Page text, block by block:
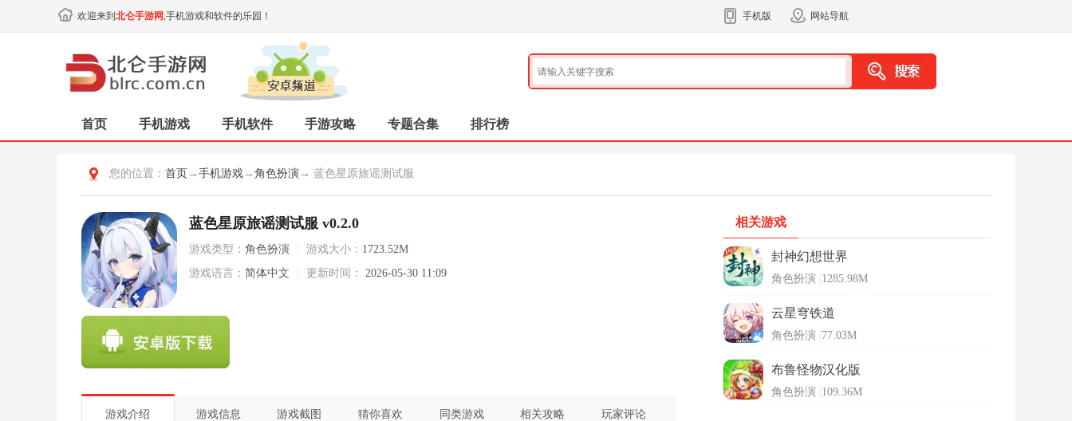
欢迎来到 北仑手游网,手机游戏和软件的乐园！ 手机版 网站导航
首页 手机游戏 手机软件 手游攻略 专题合集 排行榜
您的位置： 首页 → 手机游戏 → 角色扮演 → 蓝色星原旅谣测试服
蓝色星原旅谣测试服 v0.2.0
游戏类型： 角色扮演 游戏大小： 1723.52M
游戏语言： 简体中文 更新时间： 2026-05-30 11:09
游戏介绍 游戏信息 游戏截图 猜你喜欢 同类游戏 相关攻略 玩家评论
相关游戏
封神幻想世界
角色扮演 1285.98M
云星穹铁道
角色扮演 77.03M
布鲁怪物汉化版
角色扮演 109.36M